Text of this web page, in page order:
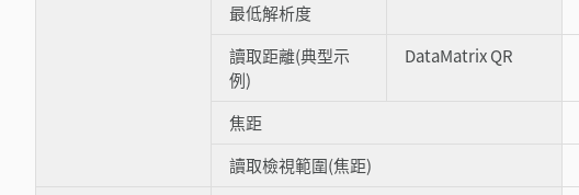
最低解析度
讀取距離(典型示
例)
DataMatrix QR
焦距
讀取檢視範圍(焦距)